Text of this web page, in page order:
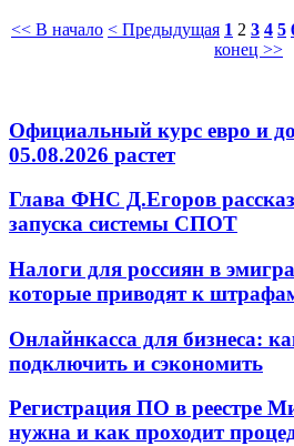
<< В начало < Предыдущая 1 2 3 4 5
конец >>
Официальный курс евро и
05.08.2026 растет
Глава ФНС Д.Егоров
запуска системы СПОТ
Налоги для россиян в
которые приводят к
Онлайнкасса для бизнеса:
подключить и сэкономить
Регистрация ПО в реестре
нужна и как проходит